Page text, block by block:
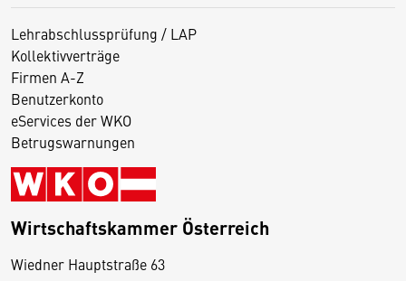
Lehrabschlussprüfung / LAP
Kollektivverträge
Firmen A-Z
Benutzerkonto
eServices der WKO
Betrugswarnungen
Wirtschaftskammer Österreich
Wiedner Hauptstraße 63
D